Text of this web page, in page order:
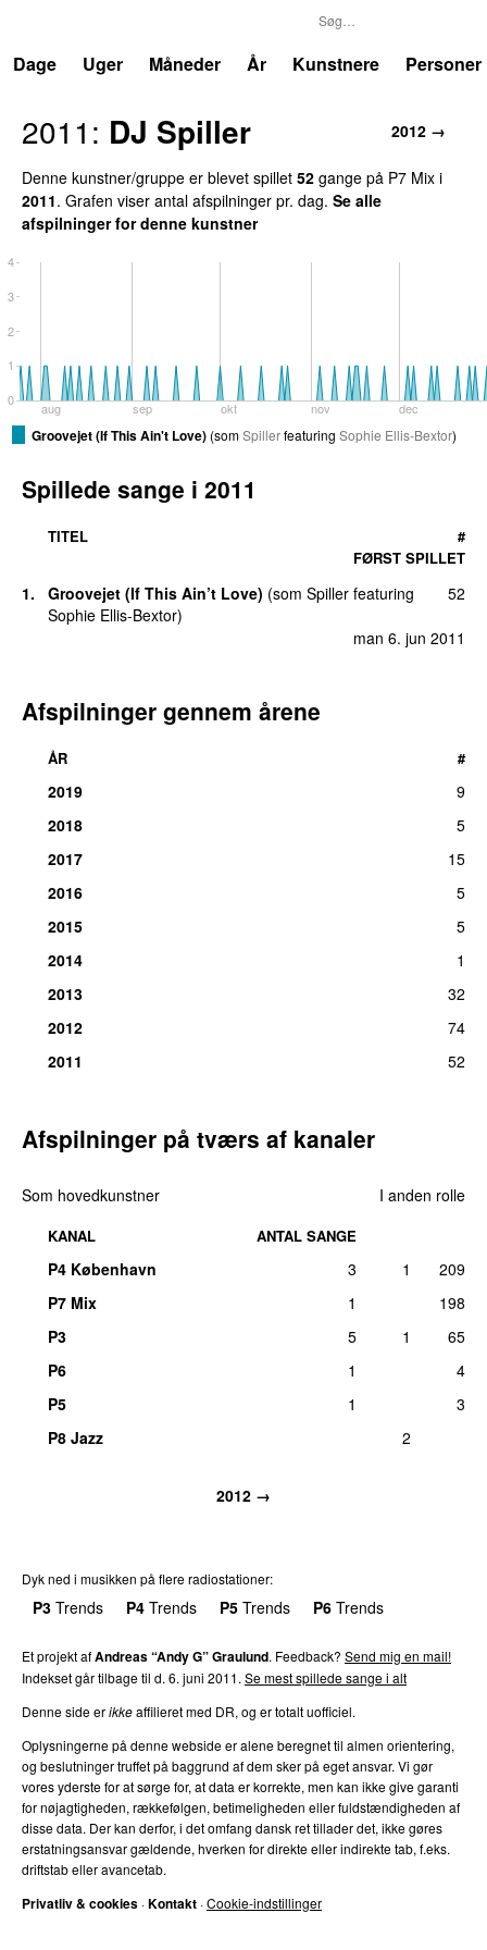
Dage
Uger Måneder År Kunstnere Personer
2012 →
2011 : DJ Spiller
Denne kunstner/gruppe er blevet spillet 52 gange på P7 Mix i
2011. Grafen viser antal afspilninger pr. dag. Se alle
afspilninger for denne kunstner
0
1
2
3
4
aug sep okt nov dec
Groovejet (If This Ain't Love)(somSpiller featuring Sophie Ellis-Bextor)
Spillede sange i 2011
TITEL
FØRST SPILLET
#
1. Groovejet (If This Ain’t Love) (som Spiller featuring
Sophie Ellis-Bextor)
man 6. jun 2011
52
Afspilninger gennem årene
ÅR #
2019
9
2018
5
2017
15
2016
5
2015
5
2014
1
2013
32
2012
74
2011
52
Afspilninger på tværs af kanaler
Som hovedkunstner I anden rolle
KANAL ANTAL SANGE
P4 København 3 1
209
P7 Mix
1
198
P3
5 1
65
P6
1
4
P5
1
3
P8 Jazz
2
2012 →
Dyk ned i musikken på flere radiostationer:
P3 Trends P4 Trends P5 Trends P6 Trends
Et projekt afAndreas “Andy G” Graulund. Feedback? Send mig en mail!
Indekset går tilbage til d. 6. juni 2011. Se mest spillede sange i alt
Denne side erikkeaffilieret med DR, og er totalt uofficiel.
Oplysningerne på denne webside er alene beregnet til almen orientering,
og beslutninger truffet på baggrund af dem sker på eget ansvar. Vi gør
vores yderste for at sørge for, at data er korrekte, men kan ikke give garanti
for nøjagtigheden, rækkefølgen, betimeligheden eller fuldstændigheden af
disse data. Der kan derfor, i det omfang dansk ret tillader det, ikke gøres
erstatningsansvar gældende, hverken for direkte eller indirekte tab, f.eks.
driftstab eller avancetab.
Privatliv & cookies ·Kontakt ·Cookie-indstillinger